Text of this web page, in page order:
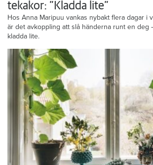
tekakor: ”Kladda lite”
Hos Anna Maripuu vankas nybakt flera dagar i
är det avkoppling att slå händerna runt en deg
kladda lite.